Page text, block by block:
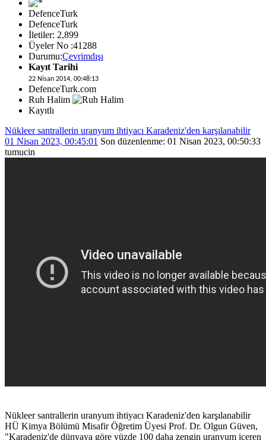
DefenceTurk
DefenceTurk
İletiler: 2,899
Üyeler No :41288
Durumu:Çevrimdışı
Kayıt Tarihi
22 Nisan 2014, 00:48:13
DefenceTurk.com
Ruh Halim
Kayıtlı
Nükleer santrallerin uranyum ihtiyacı Karadeniz'den karşılanabilir
01 Nisan 2023, 00:45:01 Son düzenlenme: 01 Nisan 2023, 00:50:33
tumucin
Nükleer santrallerin uranyum ihtiyacı Karadeniz'den karşılanabilir
HÜ Kimya Bölümü Misafir Öğretim Üyesi Prof. Dr. Olgun Güven,
"Karadeniz'de dünyaya göre yüzde 100 daha zengin uranyum içeren